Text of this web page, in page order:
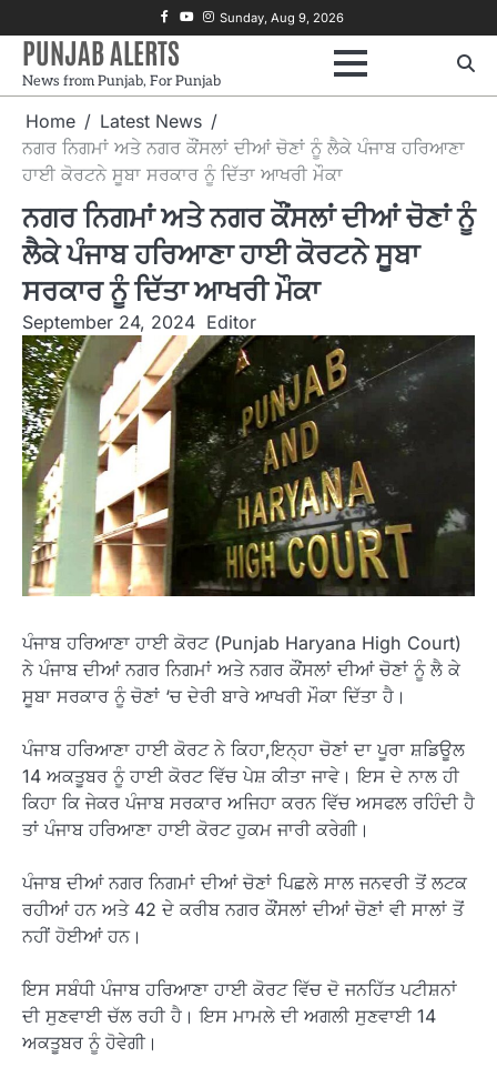
to
content
Facebook
Youtube
Instagram
Sunday, Aug 9, 2026
PUNJAB ALERTS
News from Punjab, For Punjab
Home
Latest News
ਨਗਰ ਨਿਗਮਾਂ ਅਤੇ ਨਗਰ ਕੌਂਸਲਾਂ ਦੀਆਂ ਚੋਣਾਂ ਨੂੰ ਲੈਕੇ ਪੰਜਾਬ ਹਰਿਆਣਾ
ਹਾਈ ਕੋਰਟਨੇ ਸੂਬਾ ਸਰਕਾਰ ਨੂੰ ਦਿੱਤਾ ਆਖਰੀ ਮੌਕਾ
ਨਗਰ ਨਿਗਮਾਂ ਅਤੇ ਨਗਰ ਕੌਂਸਲਾਂ ਦੀਆਂ ਚੋਣਾਂ ਨੂੰ
ਲੈਕੇ ਪੰਜਾਬ ਹਰਿਆਣਾ ਹਾਈ ਕੋਰਟਨੇ ਸੂਬਾ
ਸਰਕਾਰ ਨੂੰ ਦਿੱਤਾ ਆਖਰੀ ਮੌਕਾ
September 24, 2024 Editor
ਪੰਜਾਬ ਹਰਿਆਣਾ ਹਾਈ ਕੋਰਟ (Punjab Haryana High Court)
ਨੇ ਪੰਜਾਬ ਦੀਆਂ ਨਗਰ ਨਿਗਮਾਂ ਅਤੇ ਨਗਰ ਕੌਂਸਲਾਂ ਦੀਆਂ ਚੋਣਾਂ ਨੂੰ ਲੈ ਕੇ
ਸੂਬਾ ਸਰਕਾਰ ਨੂੰ ਚੋਣਾਂ ‘ਚ ਦੇਰੀ ਬਾਰੇ ਆਖਰੀ ਮੌਕਾ ਦਿੱਤਾ ਹੈ।
ਪੰਜਾਬ ਹਰਿਆਣਾ ਹਾਈ ਕੋਰਟ ਨੇ ਕਿਹਾ,ਇਨ੍ਹਾ ਚੋਣਾਂ ਦਾ ਪੂਰਾ ਸ਼ਡਿਊਲ
14 ਅਕਤੂਬਰ ਨੂੰ ਹਾਈ ਕੋਰਟ ਵਿੱਚ ਪੇਸ਼ ਕੀਤਾ ਜਾਵੇ। ਇਸ ਦੇ ਨਾਲ ਹੀ
ਕਿਹਾ ਕਿ ਜੇਕਰ ਪੰਜਾਬ ਸਰਕਾਰ ਅਜਿਹਾ ਕਰਨ ਵਿੱਚ ਅਸਫਲ ਰਹਿੰਦੀ ਹੈ
ਤਾਂ ਪੰਜਾਬ ਹਰਿਆਣਾ ਹਾਈ ਕੋਰਟ ਹੁਕਮ ਜਾਰੀ ਕਰੇਗੀ।
ਪੰਜਾਬ ਦੀਆਂ ਨਗਰ ਨਿਗਮਾਂ ਦੀਆਂ ਚੋਣਾਂ ਪਿਛਲੇ ਸਾਲ ਜਨਵਰੀ ਤੋਂ ਲਟਕ
ਰਹੀਆਂ ਹਨ ਅਤੇ 42 ਦੇ ਕਰੀਬ ਨਗਰ ਕੌਂਸਲਾਂ ਦੀਆਂ ਚੋਣਾਂ ਵੀ ਸਾਲਾਂ ਤੋਂ
ਨਹੀਂ ਹੋਈਆਂ ਹਨ।
ਇਸ ਸਬੰਧੀ ਪੰਜਾਬ ਹਰਿਆਣਾ ਹਾਈ ਕੋਰਟ ਵਿੱਚ ਦੋ ਜਨਹਿੱਤ ਪਟੀਸ਼ਨਾਂ
ਦੀ ਸੁਣਵਾਈ ਚੱਲ ਰਹੀ ਹੈ। ਇਸ ਮਾਮਲੇ ਦੀ ਅਗਲੀ ਸੁਣਵਾਈ 14
ਅਕਤੂਬਰ ਨੂੰ ਹੋਵੇਗੀ।